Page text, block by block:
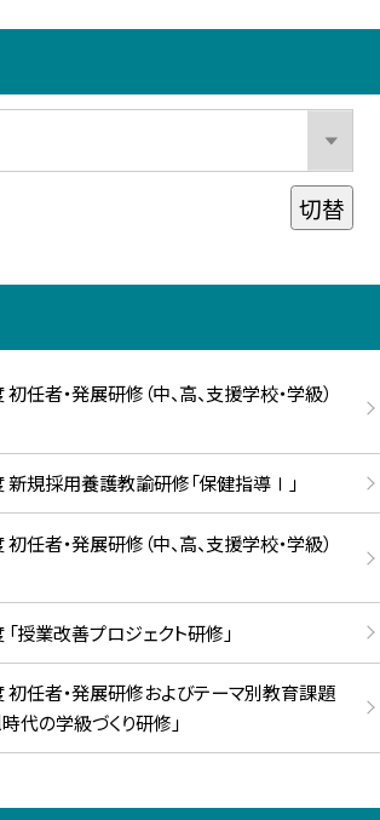
切替
者・発展研修（中、高、支援学校・学級）
規採用養護教諭研修「保健指導Ⅰ」
者・発展研修（中、高、支援学校・学級）
授業改善プロジェクト研修」
任者・発展研修およびテーマ別教育課題
代の学級づくり研修」